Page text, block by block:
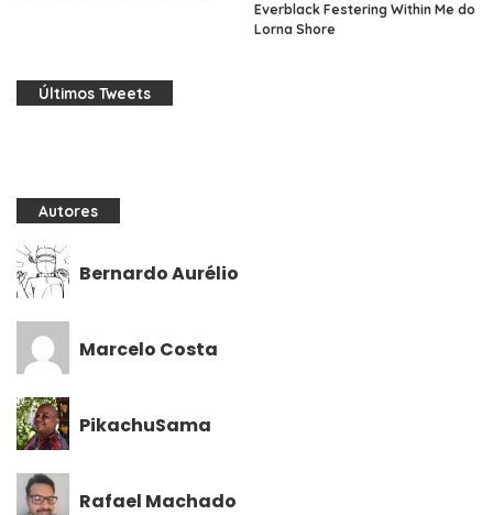
Everblack Festering Within Me do
Lorna Shore
Últimos Tweets
Autores
Bernardo Aurélio
Marcelo Costa
PikachuSama
Rafael Machado